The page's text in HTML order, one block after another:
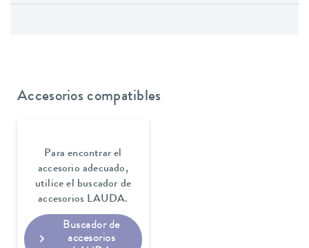
Accesorios compatibles
Para encontrar el
accesorio adecuado,
utilice el buscador de
accesorios LAUDA.
Buscador de
accesorios